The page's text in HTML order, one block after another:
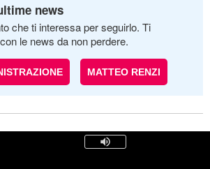
news
che ti interessa per seguirlo. Ti
le news da non perdere.
MATTEO RENZI